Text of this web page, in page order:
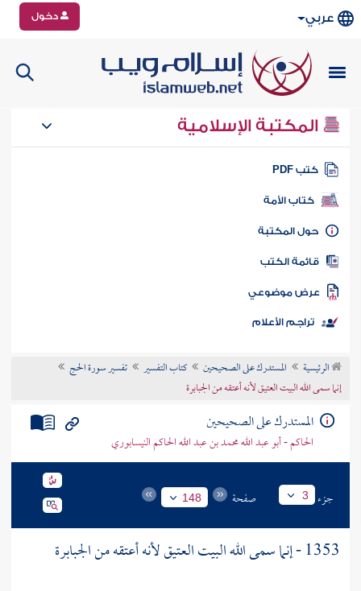
عربي دخول
المكتبة الإسلامية
كتب PDF
كتاب الأمة
المكتبة
الكتب
موضوعي
تراجم الأعلام
الرئيسية المستدرك على الصحيحين كتاب التفسير
تفسير سورة الحج
إنما سمى الله البيت العتيق لأنه أعتقه من الجبابرة
المستدرك على الصحيحين
الحاكم - أبو عبد الله محمد بن عبد الله الحاكم النيسابوري
جزء 3 صفحة 148
1353 - إنما سمى الله البيت العتيقلأنه أعتقه من الجبابرة